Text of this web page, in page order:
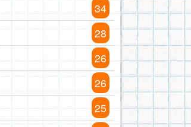
34
28
26
26
25